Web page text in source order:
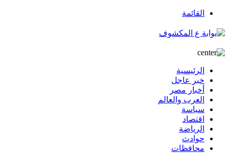
القائمة
الرئيسية
خبر عاجل
أخبار مصر
العرب والعالم
سياسة
اقتصاد
الرياضة
حوادث
محافظات